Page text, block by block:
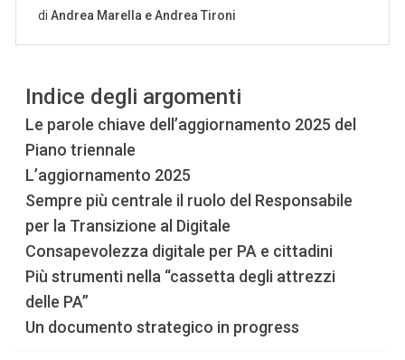
Indice degli argomenti
Le parole chiave dell’aggiornamento 2025 del
Piano triennale
L’aggiornamento 2025
Sempre più centrale il ruolo del Responsabile
per la Transizione al Digitale
Consapevolezza digitale per PA e cittadini
Più strumenti nella “cassetta degli attrezzi
delle PA”
Un documento strategico in progress